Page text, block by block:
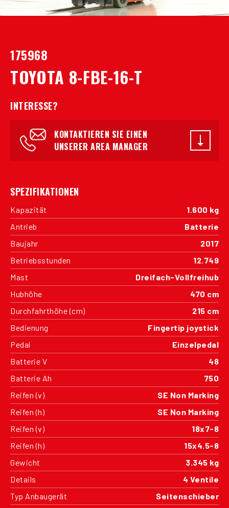
175968
TOYOTA 8-FBE-16-T
INTERESSE?
KONTAKTIEREN SIE EINEN
UNSERER AREA MANAGER
SPEZIFIKATIONEN
Kapazität
1.600 kg
Antrieb
Batterie
Baujahr
2017
Betriebsstunden
12.749
Mast
Dreifach-Vollfreihub
Hubhöhe
470 cm
Durchfahrthöhe (cm)
215 cm
Bedienung
Fingertip joystick
Pedal
Einzelpedal
Batterie V
48
Batterie Ah
750
Reifen (v)
SE Non Marking
Reifen (h)
SE Non Marking
Reifen (v)
18x7-8
Reifen (h)
15x4.5-8
Gewicht
3.345 kg
Details
4 Ventile
Typ Anbaugerät
Seitenschieber